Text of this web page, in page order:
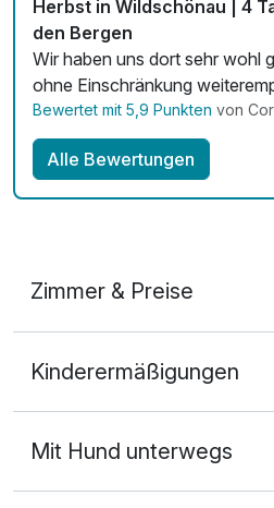
Herbst in Wildschönau | 4
den Bergen
Wir haben uns dort sehr wohl
ohne Einschränkung
Bewertet mit 5,9 Punkten von
Alle Bewertungen
Zimmer & Preise
2 Erwachsene
Kinderermäßigungen
Mit Hund unterwegs